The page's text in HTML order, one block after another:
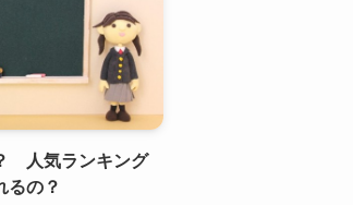
人気ランキング
るの？